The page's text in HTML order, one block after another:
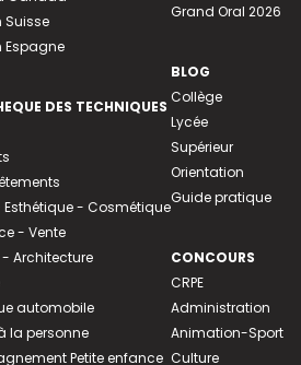
Suisse
Espagne
DES TECHNIQUES
- Cosmétique
- Vente
Architecture
automobile
la personne
Petite enfance
Grand Oral 2026
BLOG
Collège
Lycée
Supérieur
Orientation
Guide pratique
CONCOURS
CRPE
Administration
Animation-Sport
Culture